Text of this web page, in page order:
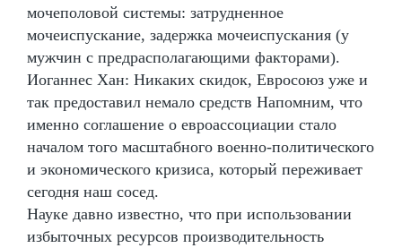
мочеполовой системы: затрудненное
мочеиспускание, задержка мочеиспускания (у
мужчин с предрасполагающими факторами).
Иоганнес Хан: Никаких скидок, Евросоюз уже и
так предоставил немало средств Напомним, что
именно соглашение о евроассоциации стало
началом того масштабного военно-политического
и экономического кризиса, который переживает
сегодня наш сосед.
Науке давно известно, что при использовании
избыточных ресурсов производительность